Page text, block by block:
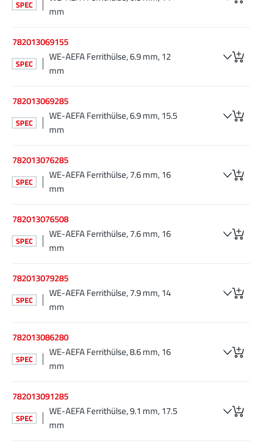
SPEC
mm
782013069155
SPEC
WE-AEFA Ferrithülse, 6.9 mm, 12
mm
782013069285
SPEC
WE-AEFA Ferrithülse, 6.9 mm, 15.5
mm
782013076285
SPEC
WE-AEFA Ferrithülse, 7.6 mm, 16
mm
782013076508
SPEC
WE-AEFA Ferrithülse, 7.6 mm, 16
mm
782013079285
SPEC
WE-AEFA Ferrithülse, 7.9 mm, 14
mm
782013086280
SPEC
WE-AEFA Ferrithülse, 8.6 mm, 16
mm
782013091285
SPEC
WE-AEFA Ferrithülse, 9.1 mm, 17.5
mm